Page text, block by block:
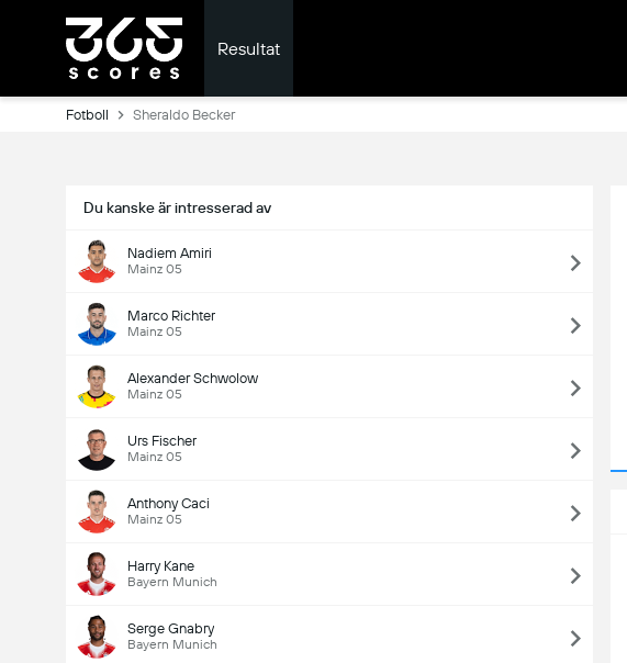
Resultat
Fotboll Sheraldo Becker
Du kanske är intresserad av
Nadiem Amiri
Mainz 05
Marco Richter
Mainz 05
Alexander Schwolow
Mainz 05
Urs Fischer
Mainz 05
Anthony Caci
Mainz 05
Harry Kane
Bayern Munich
Serge Gnabry
Bayern Munich